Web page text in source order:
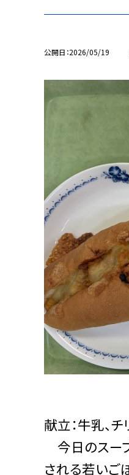
公開日 2026/05/19
献立：牛乳、
今日のスー
される若いご